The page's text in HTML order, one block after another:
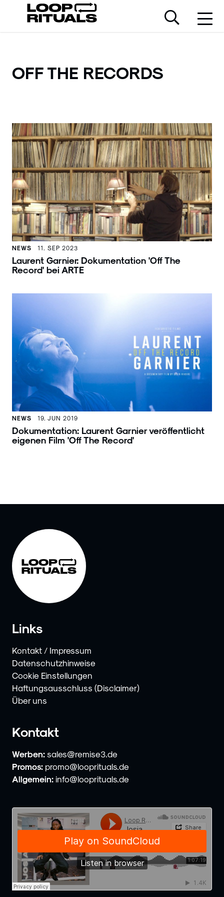
OFF THE RECORDS
NEWS 11. SEP 2023
Laurent Garnier: Dokumentation 'Off The
Record' bei ARTE
NEWS 19. JUN 2019
Dokumentation: Laurent Garnier veröffentlicht
eigenen Film 'Off The Record'
Links
Kontakt / Impressum
Datenschutzhinweise
Cookie Einstellungen
Haftungsausschluss (Disclaimer)
Über uns
Kontakt
Werben: sales@remise3.de
Promos: promo@looprituals.de
Allgemein: info@looprituals.de